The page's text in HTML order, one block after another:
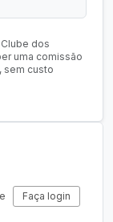
Clube dos
uma comissão
sem custo